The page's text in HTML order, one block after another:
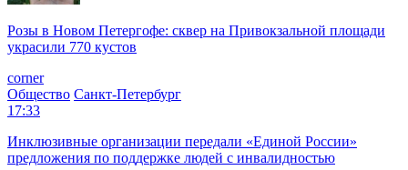
Розы в Новом Петергофе: сквер на Привокзальной площади
украсили 770 кустов
corner
Общество Санкт-Петербург
17:33
Инклюзивные организации передали «Единой России»
предложения по поддержке людей с инвалидностью